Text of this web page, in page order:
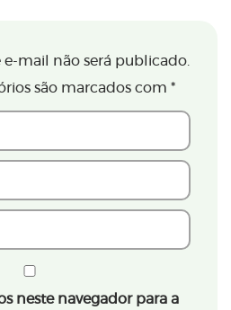
e-mail não será publicado.
são marcados com *
neste navegador para a